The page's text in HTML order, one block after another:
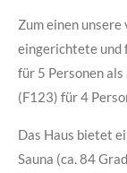
Zum einen
eingerichtete und
für 5 Personen
(F123) für 4
Das Haus bietet
Sauna (ca. 84